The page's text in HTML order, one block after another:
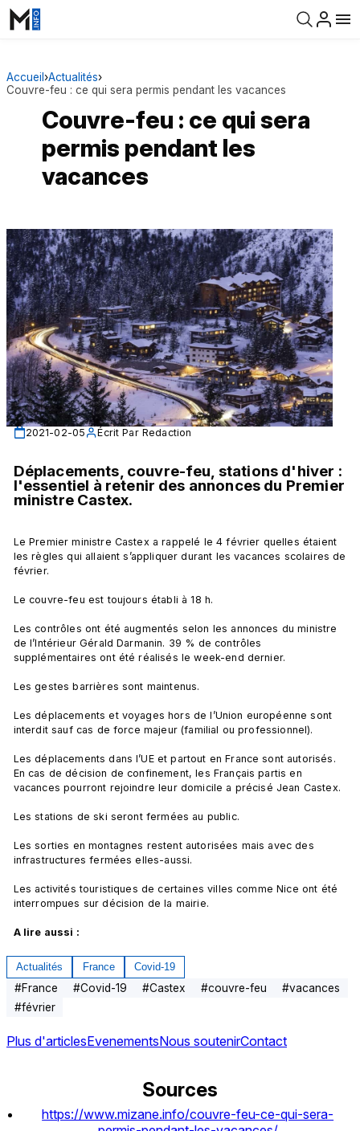
Accueil ›Actualités›
Couvre-feu : ce qui sera permis pendant les vacances
Couvre-feu : ce qui sera
permis pendant les
vacances
2021-02-05 Écrit Par Redaction
Déplacements, couvre-feu, stations d'hiver :
l'essentiel à retenir des annonces du Premier
ministre Castex.
Le Premier ministre Castex a rappelé le 4 février quelles étaient
les règles qui allaient s’appliquer durant les vacances scolaires de
février.
Le couvre-feu est toujours établi à 18 h.
Les contrôles ont été augmentés selon les annonces du ministre
de l’Intérieur Gérald Darmanin. 39 % de contrôles
supplémentaires ont été réalisés le week-end dernier.
Les gestes barrières sont maintenus.
Les déplacements et voyages hors de l’Union européenne sont
interdit sauf cas de force majeur (familial ou professionnel).
Les déplacements dans l’UE et partout en France sont autorisés.
En cas de décision de confinement, les Français partis en
vacances pourront rejoindre leur domicile a précisé Jean Castex.
Les stations de ski seront fermées au public.
Les sorties en montagnes restent autorisées mais avec des
infrastructures fermées elles-aussi.
Les activités touristiques de certaines villes comme Nice ont été
interrompues sur décision de la mairie.
A lire aussi :
Actualités France Covid-19
#France #Covid-19 #Castex #couvre-feu #vacances
#février
Plus d'articlesEvenementsNous soutenirContact
Sources
https://www.mizane.info/couvre-feu-ce-qui-sera-